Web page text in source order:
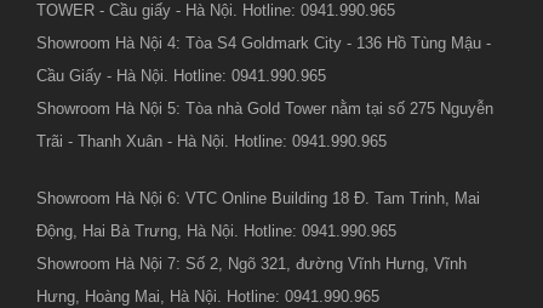
TOWER - Cầu giấy - Hà Nội. Hotline: 0941.990.965
Showroom Hà Nội 4: Tòa S4 Goldmark City - 136 Hồ Tùng Mậu -
Cầu Giấy - Hà Nội. Hotline: 0941.990.965
Showroom Hà Nội 5: Tòa nhà Gold Tower nằm tại số 275 Nguyễn
Trãi - Thanh Xuân - Hà Nội. Hotline: 0941.990.965
Showroom Hà Nội 6: VTC Online Building 18 Đ. Tam Trinh, Mai
Động, Hai Bà Trưng, Hà Nội. Hotline: 0941.990.965
Showroom Hà Nội 7: Số 2, Ngõ 321, đường Vĩnh Hưng, Vĩnh
Hưng, Hoàng Mai, Hà Nội. Hotline: 0941.990.965